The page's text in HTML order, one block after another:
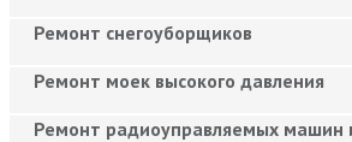
Ремонт снегоуборщиков
Ремонт моек высокого давления
Ремонт радиоуправляемых машин